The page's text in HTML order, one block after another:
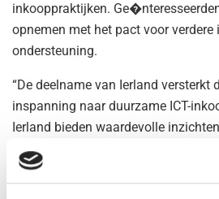
inkooppraktijken.
opnemen met het pact voor verdere
ondersteuning.
“De deelname van Ierland versterkt
inspanning naar duurzame ICT-
Ierland bieden waardevolle
en dragen bij aan de vooruitgang
duurzamer te maken”, zegt